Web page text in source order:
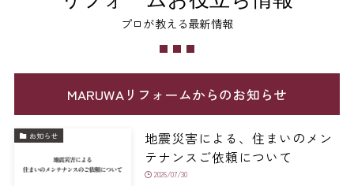
プロが教える最新情報
MARUWAリフォームからのお知らせ
お知らせ
地震災害による、住まいのメン
テナンスご依頼について
2026/07/30